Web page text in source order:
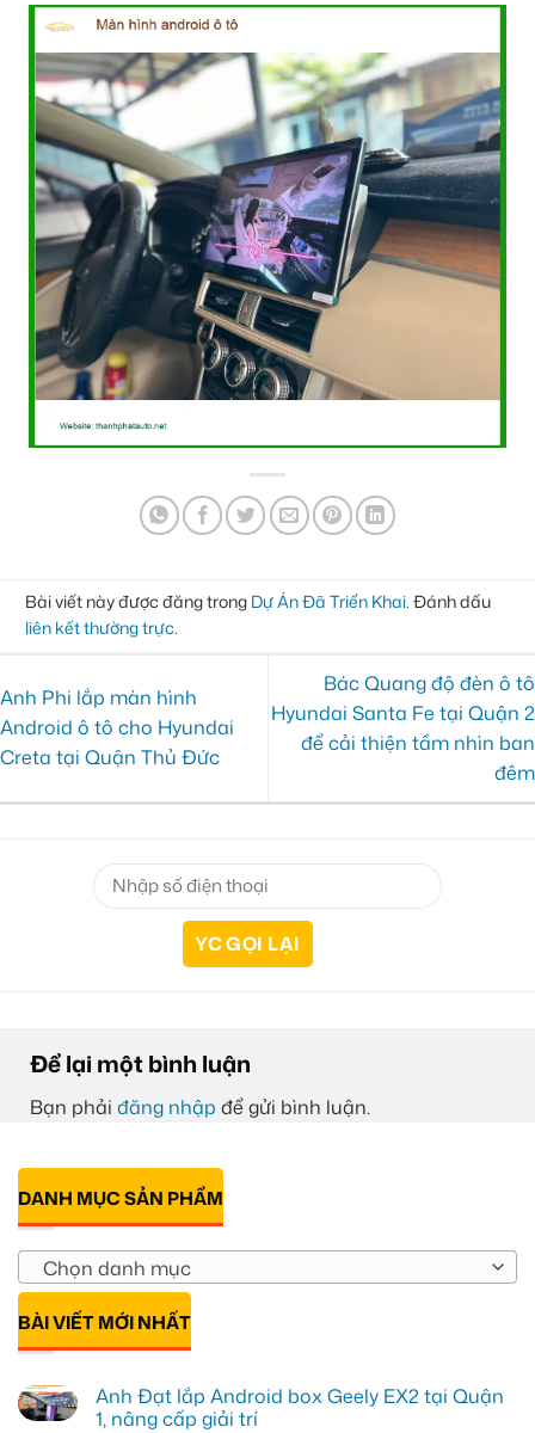
Bài viết này được đăng trong Dự Án Đã Triển Khai. Đánh dấu
liên kết thường trực.
Anh Phi lắp màn hình
Android ô tô cho Hyundai
Creta tại Quận Thủ Đức
Bác Quang độ đèn ô tô
Hyundai Santa Fe tại Quận 2
để cải thiện tầm nhìn ban
đêm
Để lại một bình luận
Bạn phải đăng nhập để gửi bình luận.
DANH MỤC SẢN PHẨM
Chọn danh mục
BÀI VIẾT MỚI NHẤT
Anh Đạt lắp Android box Geely EX2 tại Quận
1, nâng cấp giải trí